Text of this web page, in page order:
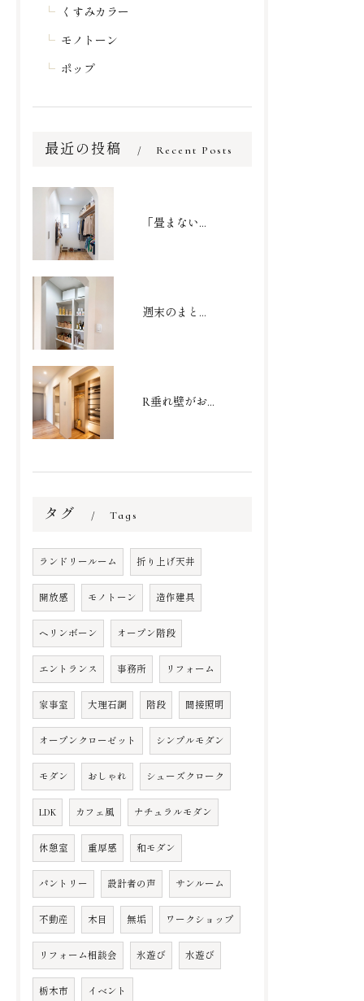
くすみカラー
モノトーン
ポップ
最近の投稿 Recent Posts
「畳まない収納」で家事を劇的時短！家族の衣類がまるごと収まるファミリークローゼット
週末のまとめ買いもスッキリ収まる大容量パントリー
R垂れ壁がおしゃれなシューズクローク
タグ Tags
ランドリールーム 折り上げ天井
開放感 モノトーン 造作建具
ヘリンボーン オープン階段
エントランス 事務所 リフォーム
家事室 大理石調 階段 間接照明
オープンクローゼット シンプルモダン
モダン おしゃれ シューズクローク
LDK カフェ風 ナチュラルモダン
休憩室 重厚感 和モダン
パントリー 設計者の声 サンルーム
不動産 木目 無垢 ワークショップ
リフォーム相談会 氷遊び 水遊び
栃木市 イベント